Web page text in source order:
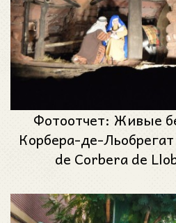
Фотоотчет: Живые
Корбера-де-
de Corbera de